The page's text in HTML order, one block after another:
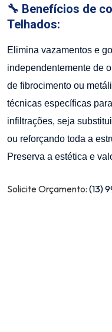
🔧 Benefícios de
Telhados:
Elimina vazamentos e
independentemente de
de fibrocimento ou
técnicas específicas
infiltrações, seja
ou reforçando toda a
Preserva a estética e
Solicite Orçamento: (13)